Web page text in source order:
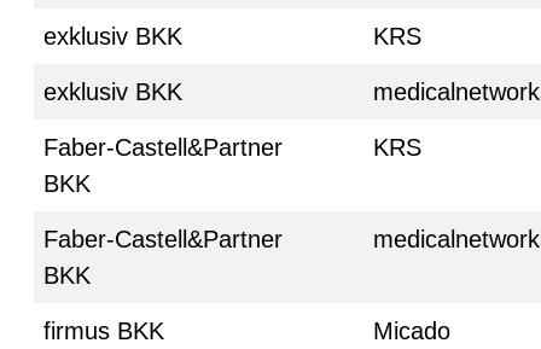
exklusiv BKK KRS
exklusiv BKK
Faber-Castell&Partner
BKK
KRS
Faber-Castell&Partner
BKK
firmus BKK Micado